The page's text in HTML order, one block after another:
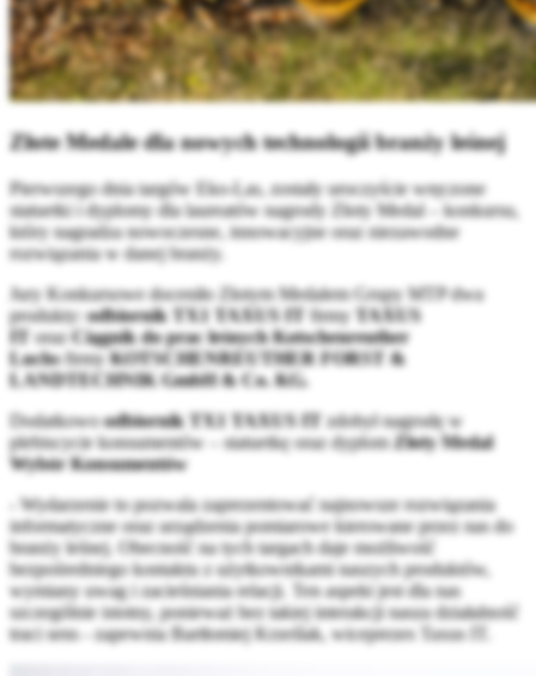
Złote Medale dla nowych technologii branży leśnej
Pierwszego dnia targów Eko-Las, zostały uroczyście wręczone
statuetki i dyplomy dla laureatów nagrody Złoty Medal – konkursu,
który nagradza nowoczesne, innowacyjne oraz niezawodne
rozwiązania w danej branży.
Jury Konkursowe doceniło Złotym Medalem Grupy MTP dwa
produkty:odbiornik TX1 TAXUS IT firmy TAXUS
IT orazCiągnik do prac leśnych Kotschenreuther
Luchsfirmy KOTSCHENREUTHER FORST &
LANDTECHNIK GmbH & Co. KG.
Dodatkowoodbiornik TX1 TAXUS IT zdobył nagrodę w
plebiscycie konsumentów – statuetkę oraz dyplomZłoty Medal
Wybór Konsumentów
- Wydarzenie to pozwala zaprezentować najnowsze rozwiązania
informatyczne oraz urządzenia pomiarowe kierowane przez nas do
branży leśnej. Obecność na tych targach daje możliwość
bezpośredniego kontaktu z użytkownikami naszych produktów,
wymiany uwag i zacieśniania relacji. Ten aspekt jest dla nas
szczególnie istotny, ponieważ bez takiej interakcji nasza działalność
traci sens - zapewnia Bartłomiej Krześlak, wiceprezes Taxus IT.